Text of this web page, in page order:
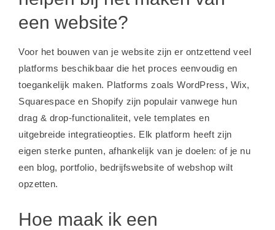
een website?
Voor het bouwen van je website zijn er ontzettend veel
platforms beschikbaar die het proces eenvoudig en
toegankelijk maken. Platforms zoals WordPress, Wix,
Squarespace en Shopify zijn populair vanwege hun
drag & drop-functionaliteit, vele templates en
uitgebreide integratieopties. Elk platform heeft zijn
eigen sterke punten, afhankelijk van je doelen: of je nu
een blog, portfolio, bedrijfswebsite of webshop wilt
opzetten.
Hoe maak ik een